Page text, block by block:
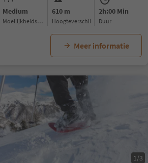
Medium
Moeilijkheidsgraad
610 m
Hoogteverschil
2h:00 Min
Duur
Meer informatie
1/3